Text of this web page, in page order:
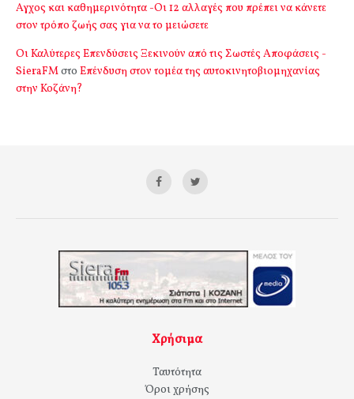
Αγχος και καθημερινότητα -Οι 12 αλλαγές που πρέπει να κάνετε
στον τρόπο ζωής σας για να το μειώσετε
Οι Καλύτερες Επενδύσεις Ξεκινούν από τις Σωστές Αποφάσεις -
SieraFMστο Επένδυση στον τομέα της αυτοκινητοβιομηχανίας
στην Κοζάνη?
Χρήσιμα
Ταυτότητα
Όροι χρήσης